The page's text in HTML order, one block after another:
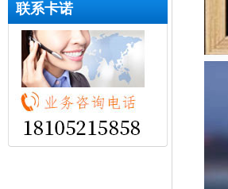
联系卡诺